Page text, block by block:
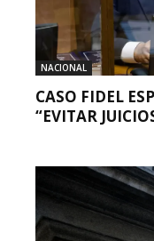
NACIONAL
CASO FIDEL
“EVITAR